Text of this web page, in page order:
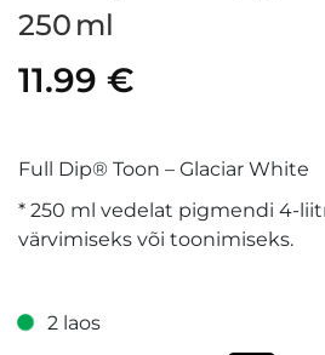
250 ml
11.99 €
Full Dip® Toon – Glaciar White
* 250 ml vedelat pigmendi 4-
värvimiseks või toonimiseks.
2 laos